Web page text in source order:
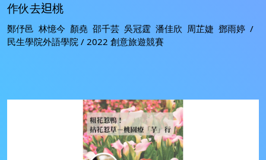
作伙去𨑨桃
鄭伃邑 林憶今 顏堯 邵千芸 吳冠霆 潘佳欣 周芷婕 鄧雨婷 /
民生學院外語學院 / 2022 創意旅遊競賽